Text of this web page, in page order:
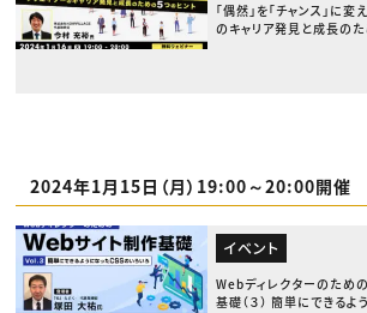
「偶然」を「チャンス」に
のキャリア発見と成長の
2024年1月15日（月）19:00～20:00開催
イベント
Webディレクターのため
基礎（３） 簡単にできる